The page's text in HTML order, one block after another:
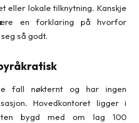
eller lokale tilknytning. Kanskje
en forklaring på hvorfor
så godt.
fall nøkternt og har ingen
Hovedkontoret ligger i
bygd med om lag 100